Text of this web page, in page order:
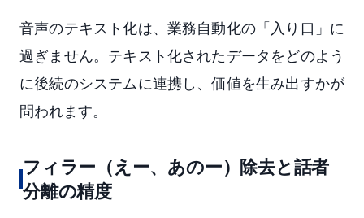
音声のテキスト化は、業務自動化の「入り口」に
過ぎません。テキスト化されたデータをどのよう
に後続のシステムに連携し、価値を生み出すかが
問われます。
フィラー（えー、あのー）除去と話者
分離の精度